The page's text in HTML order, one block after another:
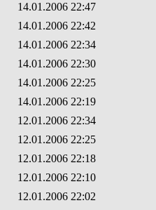
14.01.2006 22:47
14.01.2006 22:42
14.01.2006 22:34
14.01.2006 22:30
14.01.2006 22:25
14.01.2006 22:19
12.01.2006 22:34
12.01.2006 22:25
12.01.2006 22:18
12.01.2006 22:10
12.01.2006 22:02